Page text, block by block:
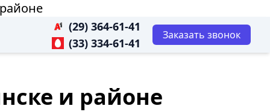
(29) 364-61-41
(33) 334-61-41
Заказать звонок
и районе